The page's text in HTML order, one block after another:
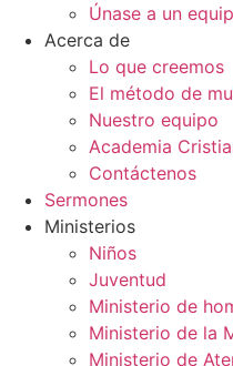
Únase a un
Acerca de
Lo que creemos
El método de
Nuestro equipo
Academia
Contáctenos
Sermones
Ministerios
Niños
Juventud
Ministerio de
Ministerio de la
Ministerio de